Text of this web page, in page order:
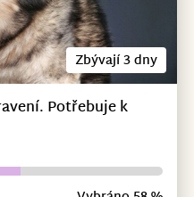
Zbývají 3 dny
Potřebuje k